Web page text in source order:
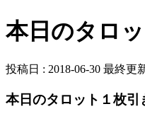
本日のタロ
投稿日 : 2018-06-30 最終更
本日のタロット１枚